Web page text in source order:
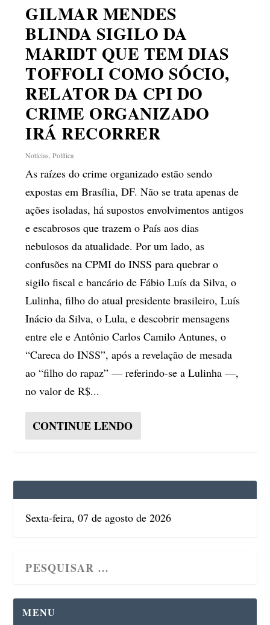
GILMAR MENDES
BLINDA SIGILO DA
MARIDT QUE TEM DIAS
TOFFOLI COMO SÓCIO,
RELATOR DA CPI DO
CRIME ORGANIZADO
IRÁ RECORRER
Notícias ,Política
As raízes do crime organizado estão sendo
expostas em Brasília, DF. Não se trata apenas de
ações isoladas, há supostos envolvimentos antigos
e escabrosos que trazem o País aos dias
nebulosos da atualidade. Por um lado, as
confusões na CPMI do INSS para quebrar o
sigilo fiscal e bancário de Fábio Luís da Silva, o
Lulinha, filho do atual presidente brasileiro, Luís
Inácio da Silva, o Lula, e descobrir mensagens
entre ele e Antônio Carlos Camilo Antunes, o
“Careca do INSS”, após a revelação de mesada
ao “filho do rapaz” — referindo-se a Lulinha —,
no valor de R$...
CONTINUE LENDO
Sexta-feira, 07 de agosto de 2026
MENU